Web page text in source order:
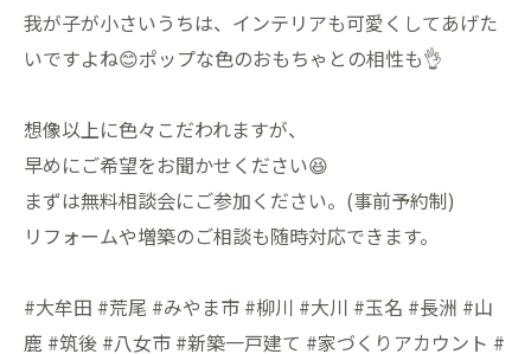
我が子が小さいうちは、インテリアも可愛くしてあげた
いですよね😊ポップな色のおもちゃとの相性も👌
想像以上に色々こだわれますが、
早めにご希望をお聞かせください😆
まずは無料相談会にご参加ください。(事前予約制)
リフォームや増築のご相談も随時対応できます。
#大牟田 #荒尾 #みやま市 #柳川 #大川 #玉名 #長洲 #山
鹿 #筑後 #八女市 #新築一戸建て #家づくりアカウント #